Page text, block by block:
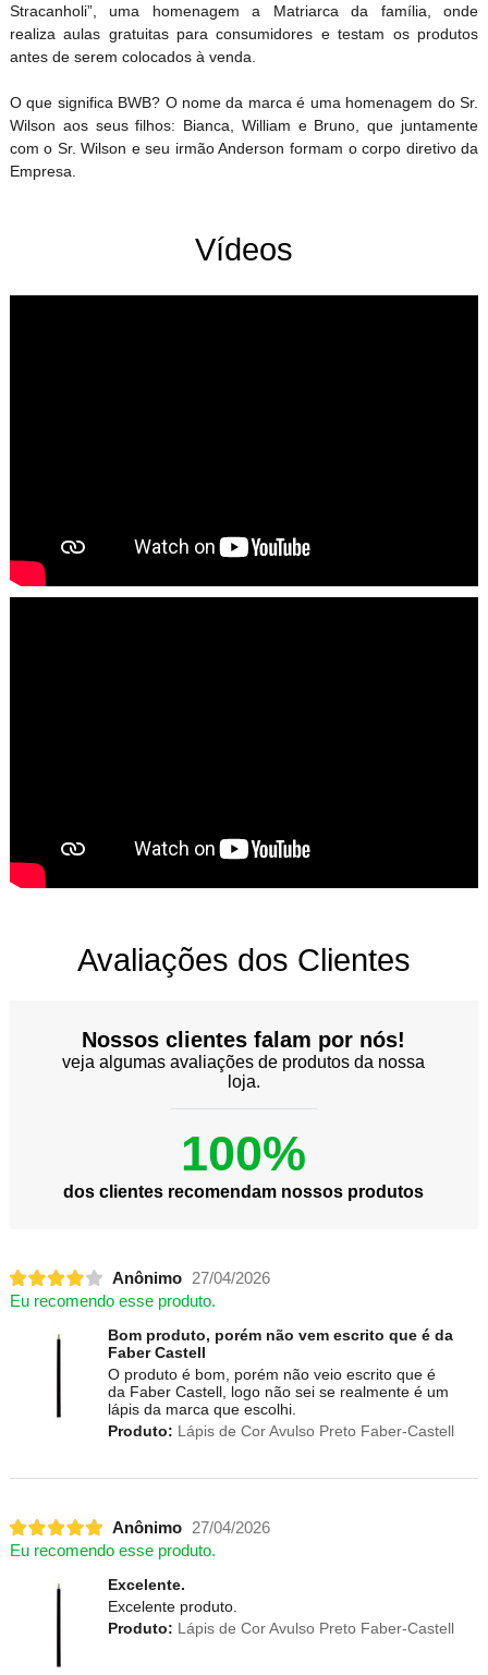
Stracanholi”, uma homenagem a Matriarca da família, onde
realiza aulas gratuitas para consumidores e testam os produtos
antes de serem colocados à venda.
O que significa BWB? O nome da marca é uma homenagem do Sr.
Wilson aos seus filhos: Bianca, William e Bruno, que juntamente
com o Sr. Wilson e seu irmão Anderson formam o corpo diretivo da
Empresa.
Vídeos
Avaliações dos Clientes
Nossos clientes falam por nós!
veja algumas avaliações de produtos da nossa
loja.
100%
dos clientes recomendam nossos produtos
Anônimo
27/04/2026
Eu recomendo esse produto.
Bom produto, porém não vem escrito que é da
Faber Castell
O produto é bom, porém não veio escrito que é
da Faber Castell, logo não sei se realmente é um
lápis da marca que escolhi.
Produto: Lápis de Cor Avulso Preto Faber-Castell
Anônimo
27/04/2026
Eu recomendo esse produto.
Excelente.
Excelente produto.
Produto: Lápis de Cor Avulso Preto Faber-Castell